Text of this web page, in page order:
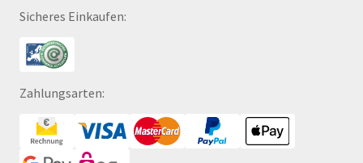
Sicheres Einkaufen:
Zahlungsarten: